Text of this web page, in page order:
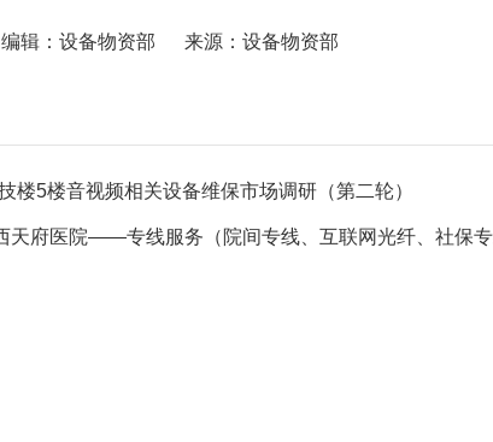
编辑：设备物资部 来源：设备物资部
楼5楼音视频相关设备维保市场调研（第二轮）
天府医院——专线服务（院间专线、互联网光纤、社保